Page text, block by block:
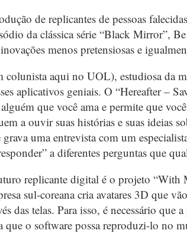
de replicantes de pessoas
da clássica série “Black Mirror”,
menos pretensiosas e
colunista aqui no UOL), estudiosa da
aplicativos geniais. O “Hereafter –
que você ama e permite que
a ouvir suas histórias e suas ideias
uma entrevista com um
a diferentes perguntas que
replicante digital é o projeto “With
sul-coreana cria avatares 3D que
das telas. Para isso, é necessário que
que o software possa reproduzi-lo no